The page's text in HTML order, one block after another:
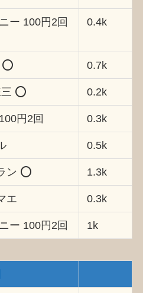
ー 100円2回
0.4k
⭕️ 0.7k
⭕️ 0.2k
円2回 0.3k
0.5k
ン ⭕️ 1.3k
エ 0.3k
ー 100円2回 1k